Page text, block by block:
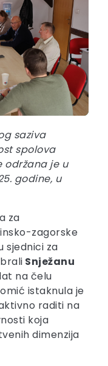
saziva
spolova
održana je u
godine, u
za
zagorske
sjednici za
Snježanu
na čelu
istaknula je
raditi na
koja
dimenzija